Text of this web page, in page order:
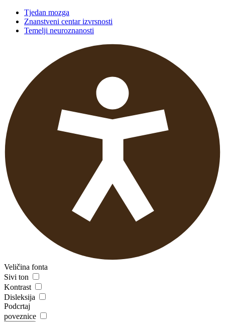
Tjedan mozga
Znanstveni centar izvrsnosti
Temelji neuroznanosti
Veličina fonta
Sivi ton
Kontrast
Disleksija
Podcrtaj
poveznice